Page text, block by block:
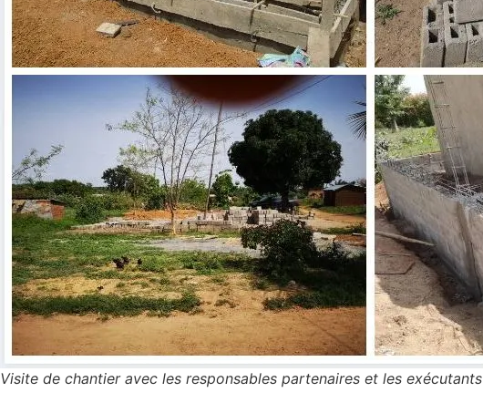
Visite de chantier avec les responsables partenaires et les exécutants